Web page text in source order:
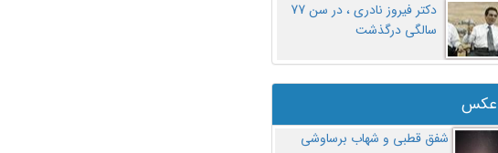
دکتر فیروز نادری ، در سن 77
سالگی درگذشت
عکس
شفق قطبی و شهاب برساوشی